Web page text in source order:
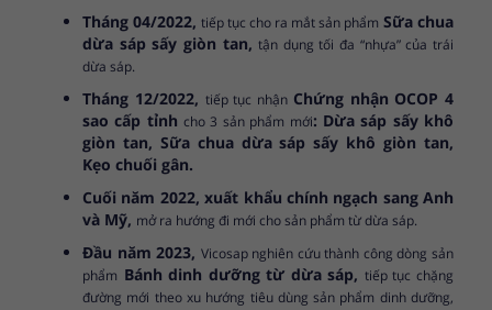
Tháng 04/2022, tiếp tục cho ra mắt sản phẩm Sữa chua
dừa sáp sấy giòn tan,tận dụng tối đa “nhựa” của trái
dừa sáp.
Tháng 12/2022, tiếp tục nhận Chứng nhận OCOP 4
sao cấp tỉnhcho 3 sản phẩm mới: Dừa sáp sấy khô
giòn tan, Sữa chua dừa sáp sấy khô giòn tan,
Kẹo chuối gân.
Cuối năm 2022, xuất khẩu chính ngạch sang Anh
và Mỹ, mở ra hướng đi mới cho sản phẩm từ dừa sáp.
Đầu năm 2023, Vicosap nghiên cứu thành công dòng sản
phẩm Bánh dinh dưỡng từ dừa sáp, tiếp tục chặng
đường mới theo xu hướng tiêu dùng sản phẩm dinh dưỡng,